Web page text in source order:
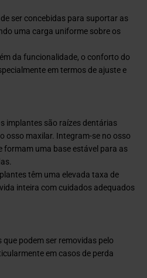
de ser concebidas para suportar as
uma carga uniforme sobre os
da funcionalidade, o conforto do
em termos de ajuste e
implantes são raízes dentárias
osso maxilar. Integram-se no osso
formam uma base estável para as
têm uma elevada taxa de
inteira com cuidados adequados
podem ser removidas pelo
em casos de perda